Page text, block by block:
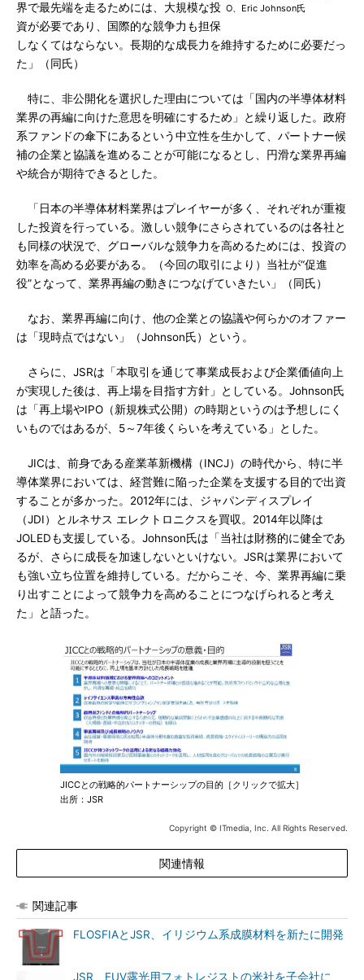
O、Eric Johnson氏
界で最先端を走るためには、大規模な投
資が必要であり、国際的な競争力も担保
しなくてはならない。長期的な成長力を維持するために必要だっ
た」（同氏）
特に、非公開化を選択した理由については「国内の半導体材料
業界の再編に向けた意思を明確にするため」と繰り返した。政府
系ファンドの傘下にあるという中立性を生かして、パートナー候
補の企業と協議を進めることが可能になるとし、円滑な業界再編
や統合が期待できるとした。
「日本の半導体材料業界はプレイヤーが多く、それぞれが重複
した投資を行っている。激しい競争にさらされているのは各社と
も同様の状況で、グローバルな競争力を高めるためには、投資の
効率を高める必要がある。（今回の取引により）当社が“促進
役”となって、業界再編の動きにつなげていきたい」（同氏）
なお、業界再編に向け、他の企業との協議や何らかのオファー
は「現時点ではない」（Johnson氏）という。
さらに、JSRは「本取引を通じて事業成長および企業価値向上
が実現した後は、再上場を目指す方針」としている。Johnson氏
は「再上場やIPO（新規株式公開）の時期というのは予想しにく
いものではあるが、5～7年後くらいを考えている」とした。
JICは、前身である産業革新機構（INCJ）の時代から、特に半
導体業界においては、経営難に陥った企業を支援する目的で出資
することが多かった。2012年には、ジャパンディスプレイ
（JDI）とルネサス エレクトロニクスを買収。2014年以降は
JOLEDも支援している。Johnson氏は「当社は財務的に健全であ
るが、さらに成長を加速しないといけない。JSRは業界において
も強い立ち位置を維持している。だからこそ、今、業界再編に乗
り出すことによって競争力を高めることにつなげられると考え
た」と語った。
JICCとの戦略的パートナーシップの目的［クリックで拡大］
出所：JSR
Copyright © ITmedia, Inc. All Rights Reserved.
関連情報
関連記事
FLOSFIAとJSR、イリジウム系成膜材料を新たに開発
JSR、EUV露光用フォトレジストの米社を子会社に